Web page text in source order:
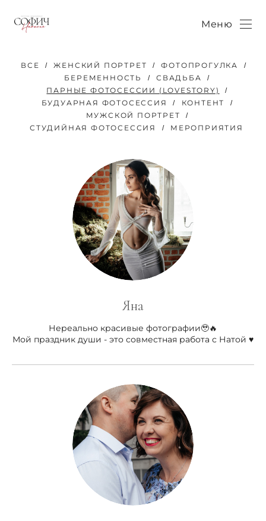
Меню
ВСЕ ЖЕНСКИЙ ПОРТРЕТ
ФОТОПРОГУЛКА
БЕРЕМЕННОСТЬ
СВАДЬБА
ПАРНЫЕ ФОТОСЕССИИ (LOVESTORY)
БУДУАРНАЯ ФОТОСЕССИЯ
КОНТЕНТ
МУЖСКОЙ ПОРТРЕТ
СТУДИЙНАЯ ФОТОСЕССИЯ
МЕРОПРИЯТИЯ
Яна
Нереально красивые фотографии🥹🔥
Мой праздник души - это совместная работа с Натой ♥️